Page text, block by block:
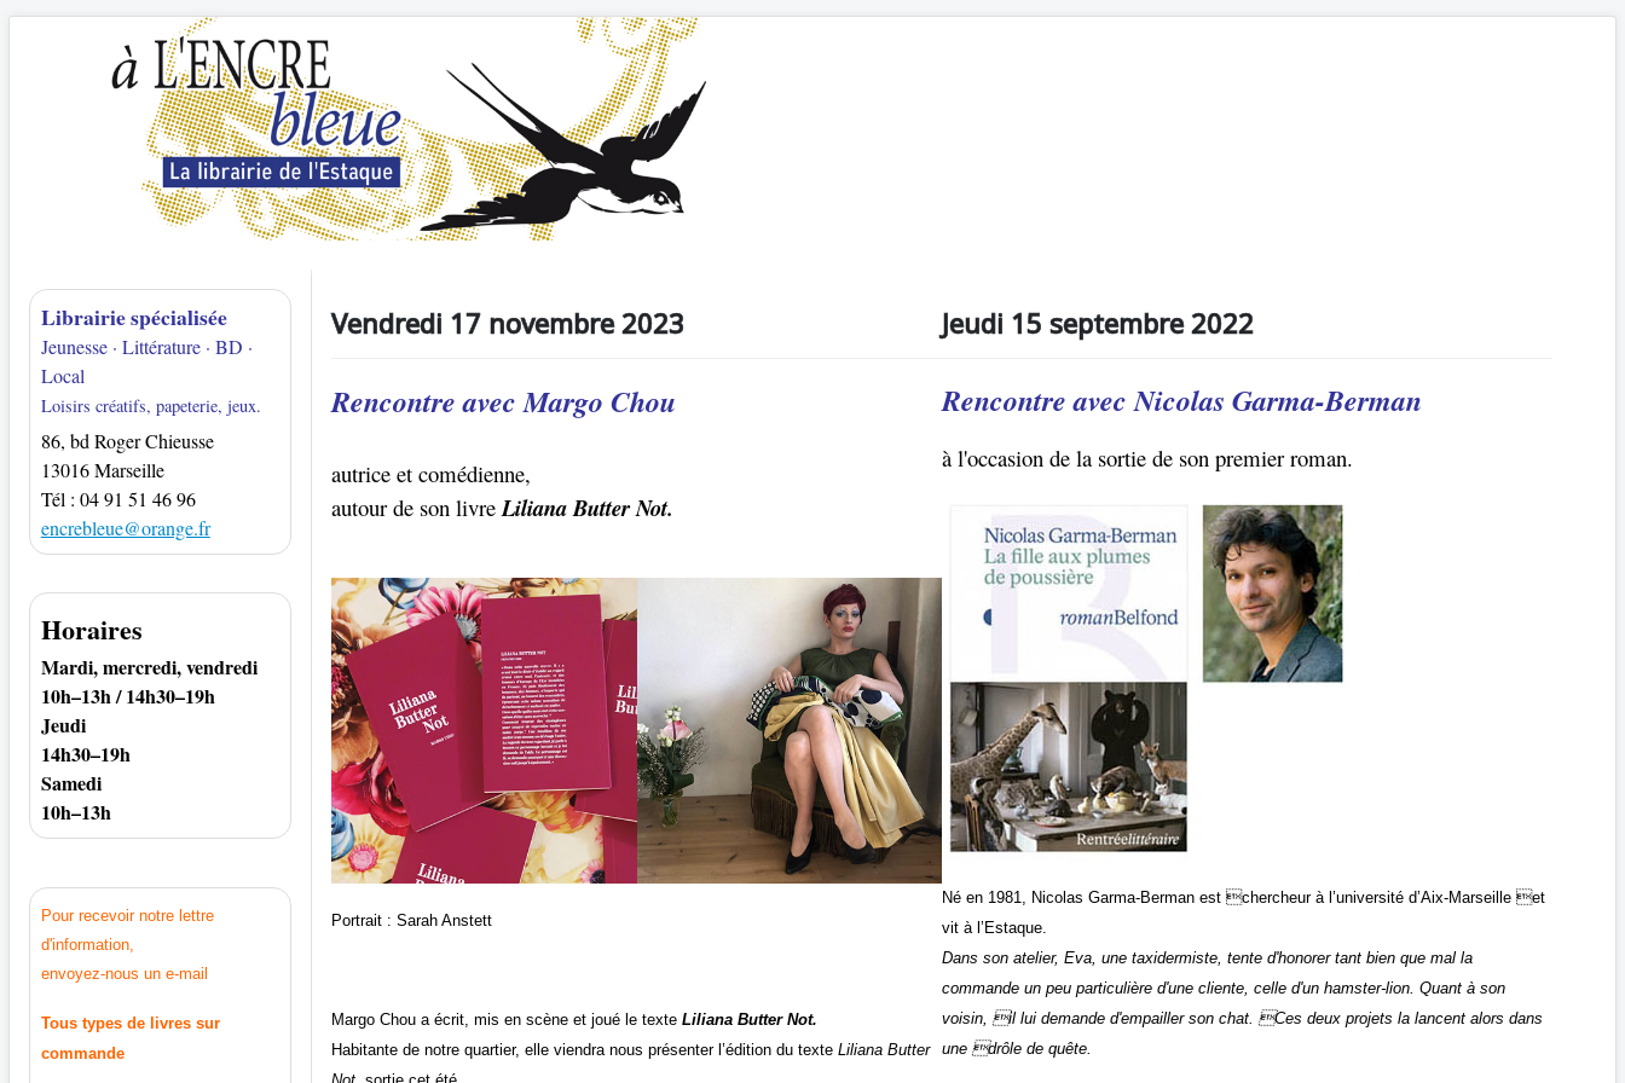
Librairie spécialisée
Jeunesse · Littérature · BD ·
Local
Loisirs créatifs, papeterie, jeux.
86, bd Roger Chieusse
13016 Marseille
Tél : 04 91 51 46 96
encrebleue@orange.fr
Horaires
Mardi, mercredi, vendredi
10h–13h / 14h30–19h
Jeudi
14h30–19h
Samedi
10h–13h
Pour recevoir notre lettre
d'information,
envoyez-nous un e-mail
Tous types de livres sur
commande
Vendredi 17 novembre 2023
Rencontre avec Margo Chou
autrice et comédienne,
autour de son livreLiliana Butter Not.
Portrait : Sarah Anstett
Margo Chou a écrit, mis en scène et joué le texte Liliana Butter Not.
Habitante de notre quartier, elle viendra nous présenter l’édition du texte Liliana Butter
Jeudi 15 septembre 2022
Rencontre avec Nicolas Garma-Berman
à l'occasion de la sortie de son premier roman.
Né en 1981, Nicolas Garma-Berman est chercheur à l’université d’Aix-Marseille et
vit à l’Estaque.
Dans son atelier, Eva, une taxidermiste, tente d'honorer tant bien que mal la
commande un peu particulière d'une cliente, celle d'un hamster-lion. Quant à son
voisin, il lui demande d'empailler son chat. Ces deux projets la lancent alors dans
une drôle de quête.